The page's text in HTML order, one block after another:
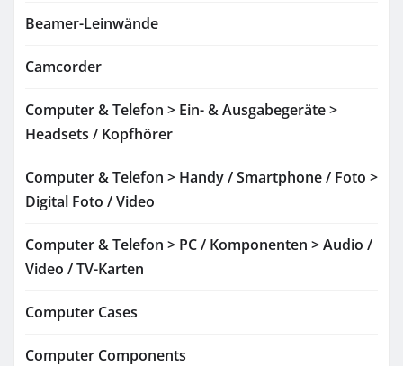
Beamer-Leinwände
Camcorder
Computer & Telefon > Ein- & Ausgabegeräte >
Headsets / Kopfhörer
Computer & Telefon > Handy / Smartphone / Foto >
Digital Foto / Video
Computer & Telefon > PC / Komponenten > Audio /
Video / TV-Karten
Computer Cases
Computer Components